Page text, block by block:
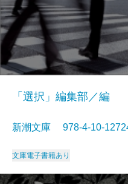
「選択」編集部／編
新潮文庫 978-4-10-
文庫電子書籍あり